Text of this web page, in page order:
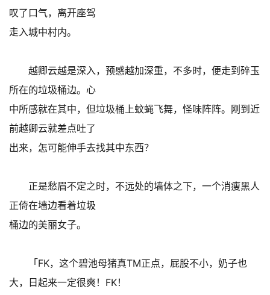
叹了口气，离开座驾
走入城中村内。
越卿云越是深入，预感越加深重，不多时，便走到碎玉
所在的垃圾桶边。心
中所感就在其中，但垃圾桶上蚊蝇飞舞，怪味阵阵。刚到近
前越卿云就差点吐了
出来，怎可能伸手去找其中东西？
正是愁眉不定之时，不远处的墙体之下，一个消瘦黑人
正倚在墙边看着垃圾
桶边的美丽女子。
「FK，这个碧池母猪真TM正点，屁股不小，奶子也
大，日起来一定很爽！FK！